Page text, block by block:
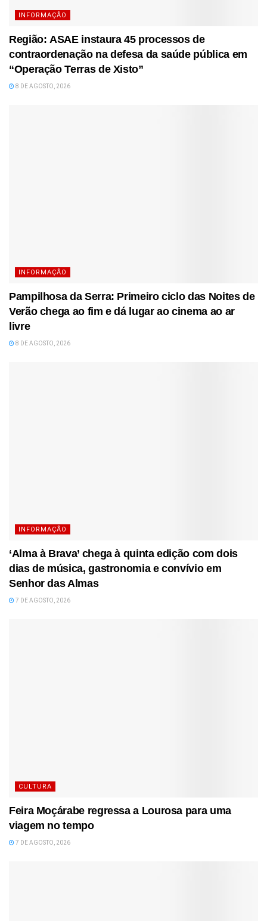
INFORMAÇÃO
Região: ASAE instaura 45 processos de
contraordenação na defesa da saúde pública em
“Operação Terras de Xisto”
8 DE AGOSTO, 2026
INFORMAÇÃO
Pampilhosa da Serra: Primeiro ciclo das Noites de
Verão chega ao fim e dá lugar ao cinema ao ar
livre
8 DE AGOSTO, 2026
INFORMAÇÃO
‘Alma à Brava’ chega à quinta edição com dois
dias de música, gastronomia e convívio em
Senhor das Almas
7 DE AGOSTO, 2026
CULTURA
Feira Moçárabe regressa a Lourosa para uma
viagem no tempo
7 DE AGOSTO, 2026